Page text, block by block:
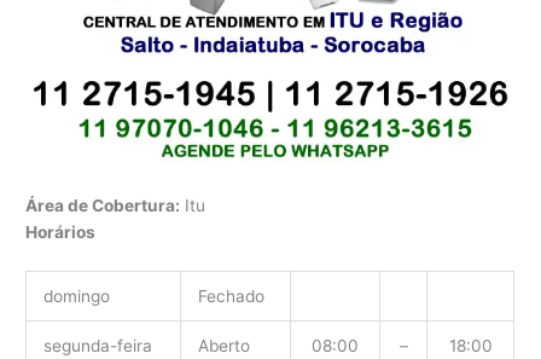
Área de Cobertura: Itu
Horários
domingo Fechado
segunda-feira Aberto 08:00 – 18:00